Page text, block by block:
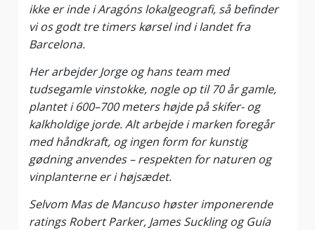
ikke er inde i Aragóns lokalgeografi, så befinder
vi os godt tre timers kørsel ind i landet fra
Barcelona.
Her arbejder Jorge og hans team med
tudsegamle vinstokke, nogle op til 70 år gamle,
plantet i 600–700 meters højde på skifer- og
kalkholdige jorde. Alt arbejde i marken foregår
med håndkraft, og ingen form for kunstig
gødning anvendes – respekten for naturen og
vinplanterne er i højsædet.
Selvom Mas de Mancuso høster imponerende
ratings Robert Parker, James Suckling og Guía